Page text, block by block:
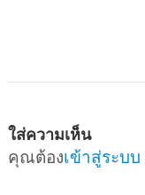
ใส่ความเห็น
คุณต้องเข้าสู่ระบบ